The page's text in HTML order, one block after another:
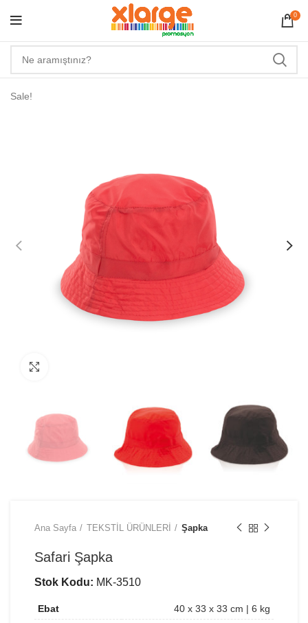
0
Sale!
Ana Sayfa TEKSTİL ÜRÜNLERİ Şapka
Safari Şapka
Stok Kodu: MK-3510
Ebat
40 x 33 x 33 cm | 6 kg